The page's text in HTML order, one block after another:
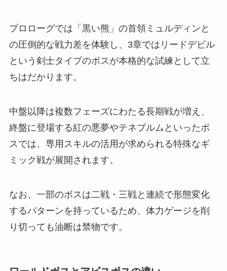
プロローグでは「黒い熊」の首領ミュルディンと
の圧倒的な戦力差を体験し、3章ではリードデビル
という剣士タイプのボスが本格的な試練として立
ちはだかります。
中盤以降は複数フェーズにわたる長期戦が増え、
終盤に登場する紅の悪夢やテネブルムといったボ
スでは、専用スキルの活用が求められる特殊なギ
ミック戦が展開されます。
なお、一部のボスは二戦・三戦と連続で形態変化
するパターンを持っているため、体力ゲージを削
り切っても油断は禁物です。